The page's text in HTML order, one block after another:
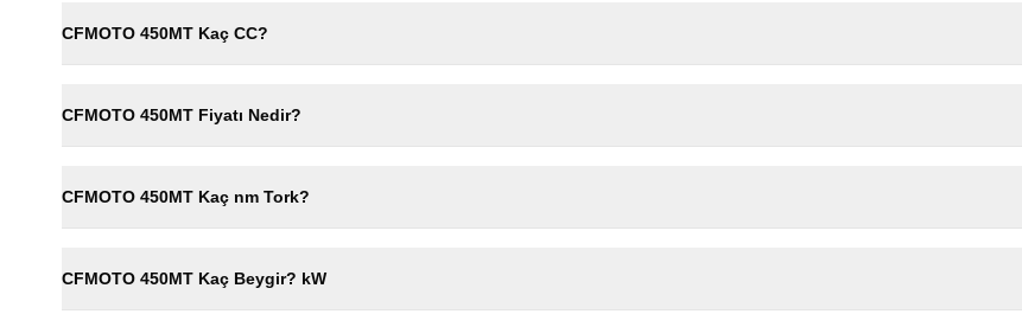
CFMOTO 450MT Kaç CC?
CFMOTO 450MT Fiyatı Nedir?
CFMOTO 450MT Kaç nm Tork?
CFMOTO 450MT Kaç Beygir? kW